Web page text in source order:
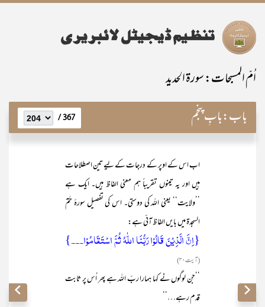
اُمّ المسبحات: سورۃ الحدید
باب:بابِ پنجم 367 /
اب اس کے اوپر کے درجات کے لیے تین اصطلاحات
ہیں اور یہ تینوں تقریباً ہم معنی الفاظ ہیں۔ ایک ہے
’’ولایت‘‘ یعنی اللہ کی دوستی۔ اس کی تفصیل سورۂ حٰمٓ
السجدۃ میں بایں الفاظ آئی ہے:
{اِنَّ الَّذِیۡنَ قَالُوۡا رَبُّنَا اللّٰہُ ثُمَّ اسۡتَقَامُوۡا۔۔۔}
(آیت ۳۰)
’’جن لوگوں نے کہا ہمارا ربّ اللہ ہے پھر اُس پر ثابت
قدم رہے…‘‘